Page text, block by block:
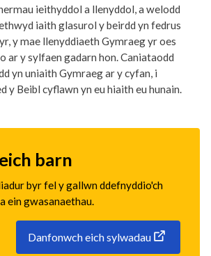
ieithyddol a llenyddol, a welodd
iaith glasurol y beirdd yn fedrus
y mae llenyddiaeth Gymraeg yr oes
ar y sylfaen gadarn hon. Caniataodd
yn uniaith Gymraeg ar y cyfan, i
y Beibl cyflawn yn eu hiaith eu hunain.
barn
byr fel y gallwn ddefnyddio'ch
ein gwasanaethau.
Danfonwch eich sylwadau